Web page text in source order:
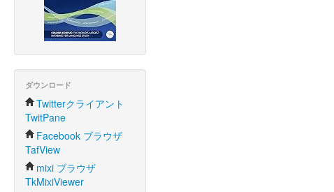
ダウンロード
Twitterクライアント
TwitPane
Facebook ブラウザ
TafView
mixi ブラウザ
TkMixiViewer